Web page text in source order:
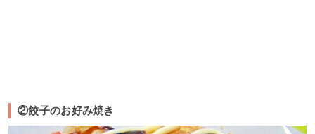
②餃子のお好み焼き